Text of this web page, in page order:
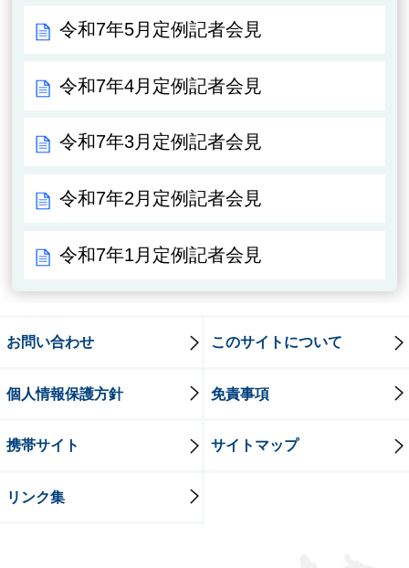
令和7年5月定例記者会見
令和7年4月定例記者会見
令和7年3月定例記者会見
令和7年2月定例記者会見
令和7年1月定例記者会見
お問い合わせ このサイトについて
個人情報保護方針 免責事項
携帯サイト サイトマップ
リンク集